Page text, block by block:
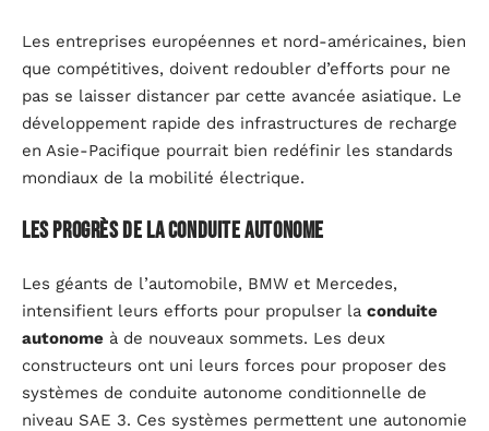
Les entreprises européennes et nord-américaines, bien
que compétitives, doivent redoubler d’efforts pour ne
pas se laisser distancer par cette avancée asiatique. Le
développement rapide des infrastructures de recharge
en Asie-Pacifique pourrait bien redéfinir les standards
mondiaux de la mobilité électrique.
Les progrès de la conduite autonome
Les géants de l’automobile, BMW et Mercedes,
intensifient leurs efforts pour propulser la conduite
autonome à de nouveaux sommets. Les deux
constructeurs ont uni leurs forces pour proposer des
systèmes de conduite autonome conditionnelle de
niveau SAE 3. Ces systèmes permettent une autonomie